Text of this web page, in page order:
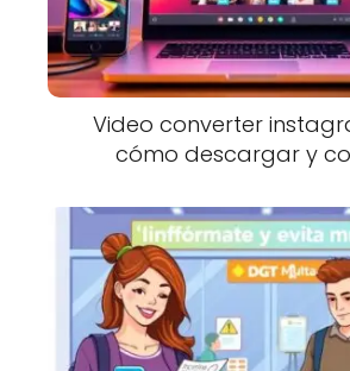
Video converter
cómo descargar y